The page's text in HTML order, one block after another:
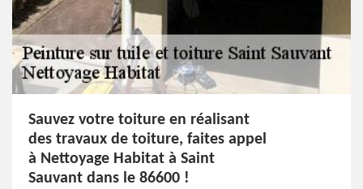
Sauvez votre toiture en réalisant
des travaux de toiture, faites appel
à Nettoyage Habitat à Saint
Sauvant dans le 86600 !